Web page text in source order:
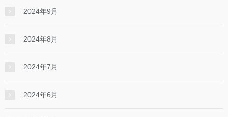
2024年9月
2024年8月
2024年7月
2024年6月